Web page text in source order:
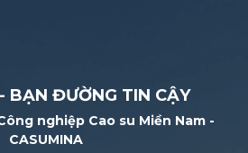
BẠN ĐƯỜNG TIN CẬY
nghiệp Cao su Miền Nam -
CASUMINA